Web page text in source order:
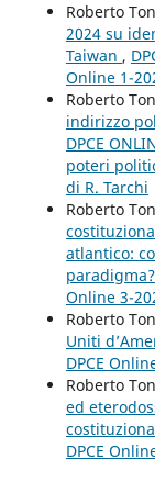
Roberto
2024 su
Taiwan ,
Online 1-
Roberto
indirizzo
DPCE
poteri
di R. Tarchi
Roberto
atlantico:
paradigma?
Online 3-
Roberto
Uniti
DPCE
Roberto
ed
DPCE